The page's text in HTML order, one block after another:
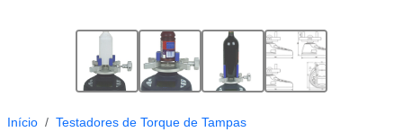
Início Testadores de Torque de Tampas